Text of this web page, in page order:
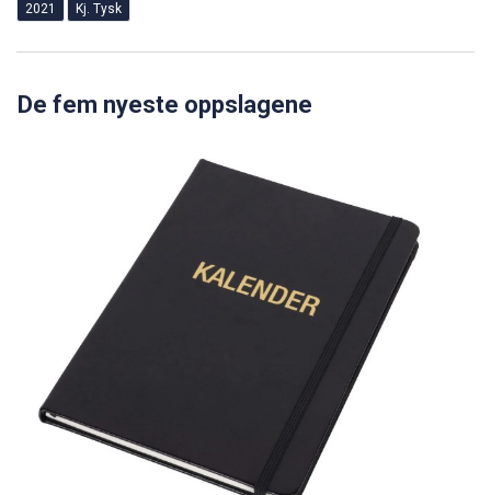
2021 Kj. Tysk
De fem nyeste oppslagene